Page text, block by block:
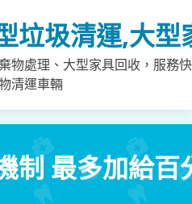
垃圾清運,大
物處理、大型家具回收，服務
清運車輛
制 最多加給百